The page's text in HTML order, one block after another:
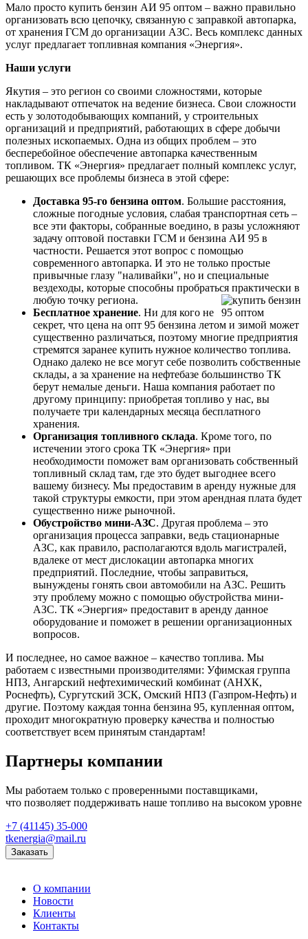
Мало просто купить бензин АИ 95 оптом – важно правильно
организовать всю цепочку, связанную с заправкой автопарка,
от хранения ГСМ до организации АЗС. Весь комплекс данных
услуг предлагает топливная компания «Энергия».
Наши услуги
Якутия – это регион со своими сложностями, которые
накладывают отпечаток на ведение бизнеса. Свои сложности
есть у золотодобывающих компаний, у строительных
организаций и предприятий, работающих в сфере добычи
полезных ископаемых. Одна из общих проблем – это
бесперебойное обеспечение автопарка качественным
топливом. ТК «Энергия» предлагает полный комплекс услуг,
решающих все проблемы бизнеса в этой сфере:
Доставка 95-го бензина оптом. Большие расстояния,
сложные погодные условия, слабая транспортная сеть –
все эти факторы, собранные воедино, в разы усложняют
задачу оптовой поставки ГСМ и бензина АИ 95 в
частности. Решается этот вопрос с помощью
современного автопарка. И это не только простые
привычные глазу "наливайки", но и специальные
вездеходы, которые способны пробраться практически в
любую точку региона.
Бесплатное хранение. Ни для кого не
секрет, что цена на опт 95 бензина летом и зимой может
существенно различаться, поэтому многие предприятия
стремятся заранее купить нужное количество топлива.
Однако далеко не все могут себе позволить собственные
склады, а за хранение на нефтебазе большинство ТК
берут немалые деньги. Наша компания работает по
другому принципу: приобретая топливо у нас, вы
получаете три календарных месяца бесплатного
хранения.
Организация топливного склада. Кроме того, по
истечении этого срока ТК «Энергия» при
необходимости поможет вам организовать собственный
топливный склад там, где это будет выгоднее всего
вашему бизнесу. Мы предоставим в аренду нужные для
такой структуры емкости, при этом арендная плата будет
существенно ниже рыночной.
Обустройство мини-АЗС. Другая проблема – это
организация процесса заправки, ведь стационарные
АЗС, как правило, располагаются вдоль магистралей,
вдалеке от мест дислокации автопарка многих
предприятий. Последние, чтобы заправиться,
вынуждены гонять свои автомобили на АЗС. Решить
эту проблему можно с помощью обустройства мини-
АЗС. ТК «Энергия» предоставит в аренду данное
оборудование и поможет в решении организационных
вопросов.
И последнее, но самое важное – качество топлива. Мы
работаем с известными производителями: Уфимская группа
НПЗ, Ангарский нефтехимический комбинат (АНХК,
Роснефть), Сургутский ЗСК, Омский НПЗ (Газпром-Нефть) и
другие. Поэтому каждая тонна бензина 95, купленная оптом,
проходит многократную проверку качества и полностью
соответствует всем принятым стандартам!
Партнеры компании
Мы работаем только с проверенными поставщиками,
что позволяет поддерживать наше топливо на высоком уровне
+7 (41145) 35-000
tkenergia@mail.ru
Заказать
О компании
Новости
Клиенты
Контакты